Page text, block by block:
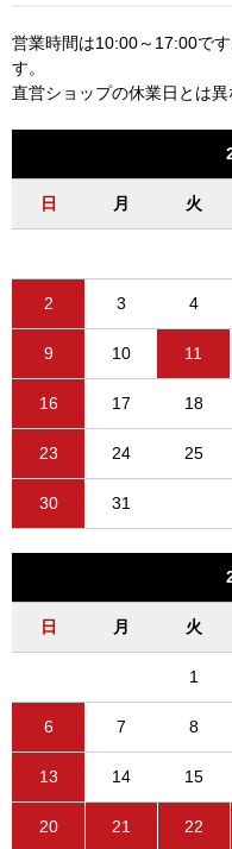
営業時間は10:00～17:00です
す。
直営ショップの休業日とは異
日 月 火
2 3 4
9 10 11
16 17 18
23 24 25
30 31
日 月 火
1
6 7 8
13 14 15
20 21 22